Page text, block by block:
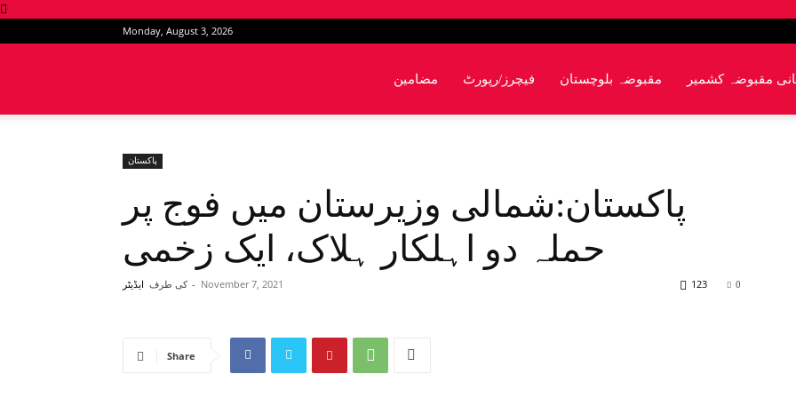
Monday, August 3, 2026
مضامین فیچرز/رپورٹ مقبوضہ بلوچستان مقبوضہ کشمیر
پاکستان
پاکستان:شمالی وزیرستان میں فوج پر
حملہ دو اہلکار ہلاک، ایک زخمی
کی طرف ایڈیٹر - November 7, 2021 0
123
Share